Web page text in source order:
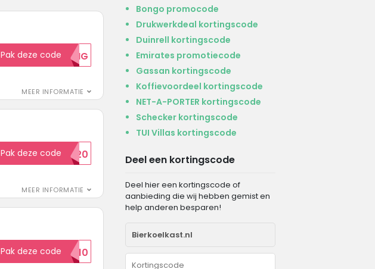
MEER INFORMATIE
Pak deze code5KORTING
MEER INFORMATIE
Pak deze codeEXTRA20
Pak deze codeSALE10
Bongo promocode
Drukwerkdeal kortingscode
Duinrell kortingscode
Emirates promotiecode
Gassan kortingscode
Koffievoordeel kortingscode
NET-A-PORTER kortingscode
Schecker kortingscode
TUI Villas kortingscode
Deel een kortingscode
Deel hier een kortingscode of
aanbieding die wij hebben gemist en
help anderen besparen!